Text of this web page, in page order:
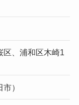
区、浦和区木崎1
）